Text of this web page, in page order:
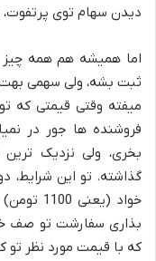
دیدن سهام توی
اما همیشه هم همه
ثبت بشه، ولی سهمی
میفته وقتی قیمتی که
گذاشته. تو این شرایط،
خواد
بذاری سفارشت تو صف
که با قیمت مورد نظر تو